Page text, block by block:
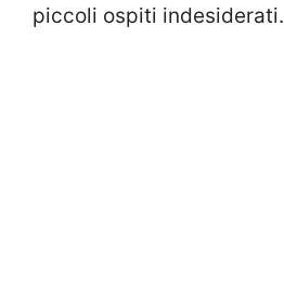
piccoli ospiti indesiderati.